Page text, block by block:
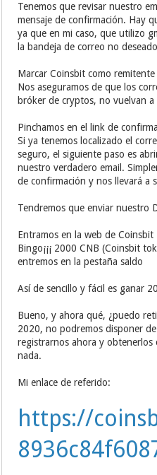
Tenemos que revisar nuestro
mensaje de confirmación. Hay
ya que en mi caso, que utilizo
la bandeja de correo no
Marcar Coinsbit como remitente
Nos aseguramos de que los
bróker de cryptos, no vuelvan
Pinchamos en el link de
Si ya tenemos localizado el
seguro, el siguiente paso es
nuestro verdadero email.
de confirmación y nos llevará a
Tendremos que enviar nuestro
Entramos en la web de Coinsbit
Bingo¡¡¡ 2000 CNB (Coinsbit
entremos en la pestaña saldo
Así de sencillo y fácil es ganar
Bueno, y ahora qué, ¿puedo
2020, no podremos disponer
registrarnos ahora y
nada.
Mi enlace de referido:
https://